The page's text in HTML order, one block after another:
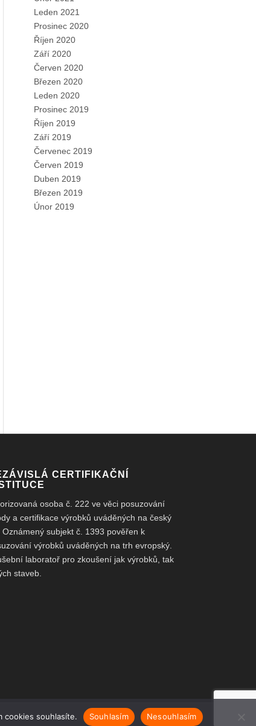
Leden 2021
Prosinec 2020
Říjen 2020
Září 2020
Červen 2020
Březen 2020
Leden 2020
Prosinec 2019
Říjen 2019
Září 2019
Červenec 2019
Červen 2019
Duben 2019
Březen 2019
Únor 2019
CERTIFIKAČNÍ
osoba č. 222 ve věci posuzování
a certifikace výrobků uváděných na český
Oznámený subjekt č. 1393 pověřen k
výrobků uváděných na trh evropský.
laboratoř pro zkoušení jak výrobků, tak
staveb.
cookies souhlasíte. Souhlasím Nesouhlasím